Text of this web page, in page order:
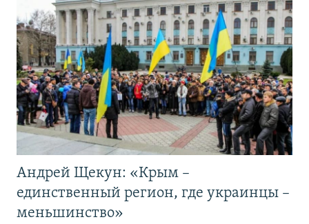
Андрей Щекун: «Крым –
единственный регион, где украинцы –
меньшинство»